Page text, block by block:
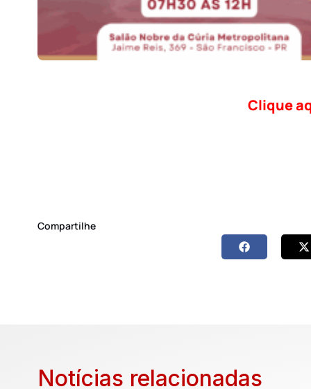
Clique
Compartilhe
Notícias relacionadas